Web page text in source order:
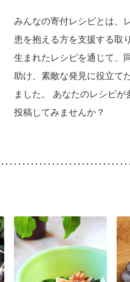
みんなの寄付レシピとは、
患を抱える方を支援する取
生まれたレシピを通じて、
助け、素敵な発見に役立て
ました。 あなたのレシピが
投稿してみませんか？